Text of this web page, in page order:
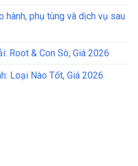
hành, phụ tùng và dịch vụ sau
Root & Con Sò, Giá 2026
Loại Nào Tốt, Giá 2026